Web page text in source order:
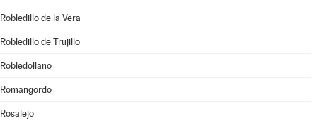
Robledillo de la Vera
Robledillo de Trujillo
Robledollano
Romangordo
Rosalejo